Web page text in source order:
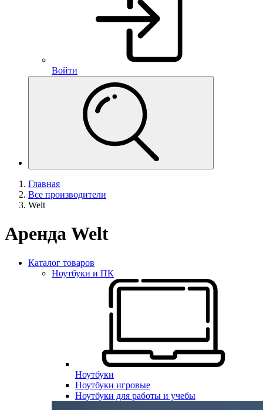
Войти
Главная
Все производители
Welt
Аренда Welt
Каталог товаров
Ноутбуки и ПК
Ноутбуки
Ноутбуки игровые
Ноутбуки для работы и учебы